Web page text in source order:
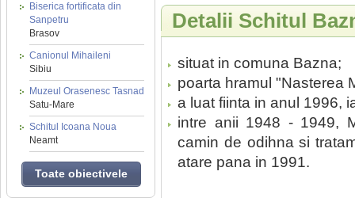
Biserica fortificata din
Sanpetru
Brasov
Canionul Mihaileni
Sibiu
Muzeul Orasenesc Tasnad
Satu-Mare
Schitul Icoana Noua
Neamt
Toate obiectivele
Detalii Schitul
situat in comuna Bazna;
poarta hramul "Nasterea
a luat fiinta in anul 1996,
intre anii 1948 - 1949,
camin de odihna si
atare pana in 1991.